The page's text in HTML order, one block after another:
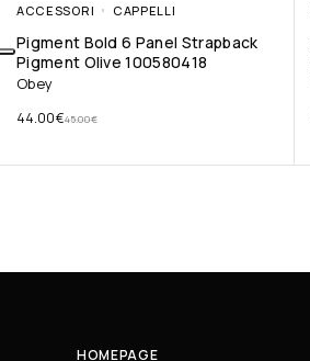
ACCESSORI CAPPELLI
Pigment Bold 6 Panel Strapback
Pigment Olive 100580418
Obey
45.00€
44.00€
HOMEPAGE